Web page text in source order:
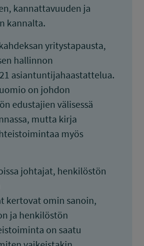
kannattavuuden ja
kannalta.
yritystapausta,
hallinnon
asiantuntijahaastattelua.
on johdon
edustajien välisessä
mutta kirja
myös
johtajat, henkilöstön
kertovat omin sanoin,
ja henkilöstön
on saatu